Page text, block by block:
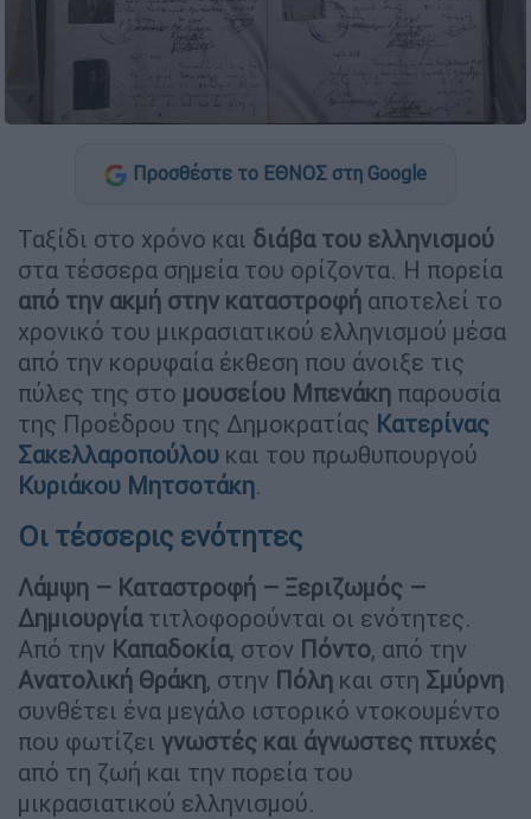
Προσθέστε το ΕΘΝΟΣ στη Google
Ταξίδι στο χρόνο και διάβα του ελληνισμού
στα τέσσερα σημεία του ορίζοντα. Η πορεία
από την ακμή στην καταστροφή αποτελεί το
χρονικό του μικρασιατικού ελληνισμού μέσα
από την κορυφαία έκθεση που άνοιξε τις
πύλες της στο μουσείου Μπενάκη παρουσία
της Προέδρου της Δημοκρατίας Κατερίνας
Σακελλαροπούλου και του πρωθυπουργού
Κυριάκου Μητσοτάκη.
Οι τέσσερις ενότητες
Λάμψη – Καταστροφή – Ξεριζωμός –
Δημιουργίατιτλοφορούνται οι ενότητες.
Από την Καπαδοκία, στον Πόντο, από την
Ανατολική Θράκη, στην Πόλη και στη Σμύρνη
συνθέτει ένα μεγάλο ιστορικό ντοκουμέντο
που φωτίζει γνωστές και άγνωστες πτυχές
από τη ζωή και την πορεία του
μικρασιατικού ελληνισμού.